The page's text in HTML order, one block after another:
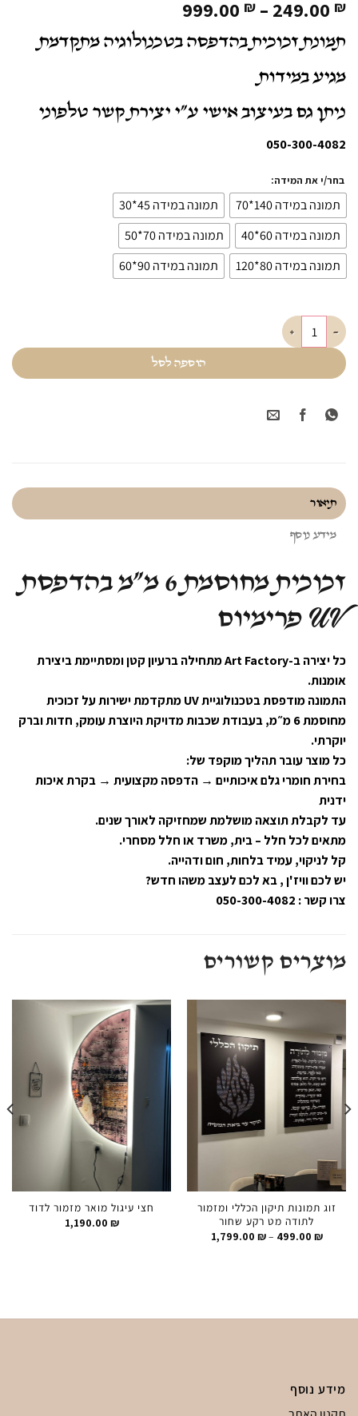
249.00 ₪
–
999.00 ₪
מחירים:
תמונת זכוכית בהדפסה בטכנולוגיה מתקדמת
מגיע במידות
ניתן גם בעיצוב אישי ע"י יצירת קשר טלפוני
050-300-4082
בחר/י את המידה:
תמונה במידה 140*70
תמונה במידה 45*30
תמונה במידה 60*40
תמונה במידה 70*50
תמונה במידה 80*120
תמונה במידה 90*60
כמות של תמונת זכוכית האש שלי לעילוי נשמת אפור דגם ריטורה
הוספה לסל
תיאור
מידע נוסף
זכוכית מחוסמת 6 מ״מ בהדפסת
UV פרימיום
כל יצירה ב-Art Factory מתחילה ברעיון קטן ומסתיימת ביצירת
אומנות.
התמונה מודפסת בטכנולוגיית UV מתקדמת ישירות על זכוכית
מחוסמת 6 מ״מ, בעבודת שכבות מדויקת היוצרת עומק, חדות וברק
יוקרתי.
כל מוצר עובר תהליך מוקפד של:
בחירת חומרי גלם איכותיים → הדפסה מקצועית → בקרת איכות
ידנית
עד לקבלת תוצאה מושלמת שמחזיקה לאורך שנים.
מתאים לכל חלל – בית, משרד או חלל מסחרי.
קל לניקוי, עמיד בלחות, חום ודהייה.
יש לכם וויז'ן , בא לכם לעצב משהו חדש?
צרו קשר : 050-300-4082
מוצרים קשורים
זוג תמונות תיקון הכללי ומזמור
לתודה מט רקע שחור
499.00 ₪
–
1,799.00 ₪
חצי עיגול מואר מזמור לדוד
1,190.00 ₪
מידע נוסף